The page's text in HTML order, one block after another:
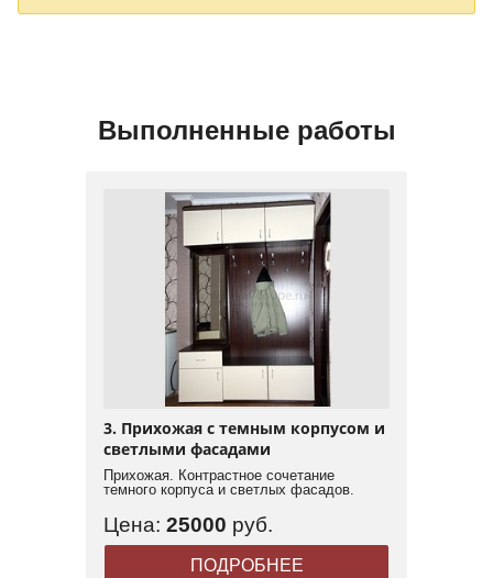
Выполненные работы
3. Прихожая с темным корпусом и
светлыми фасадами
Прихожая. Контрастное сочетание
темного корпуса и светлых фасадов.
Цена: 25000 руб.
ПОДРОБНЕЕ